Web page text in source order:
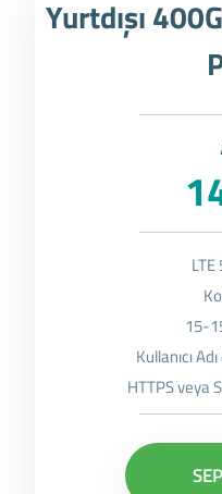
Yurtdışı
15-
Kullanıcı
HTTPS veya